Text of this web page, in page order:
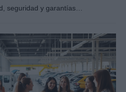
seguridad y garantías…